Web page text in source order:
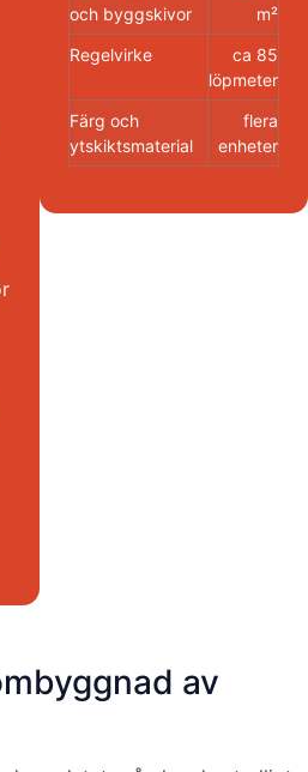
och byggskivor
m²
Regelvirke
ca 85
löpmeter
Färg och
ytskiktsmaterial
flera
enheter
av